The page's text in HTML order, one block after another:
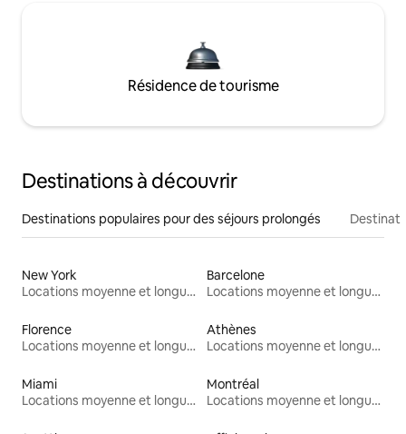
Résidence de tourisme
Destinations à découvrir
Destinations populaires pour des séjours prolongés
New York
Locations moyenne et longue durée
Barcelone
Locations moyenne et longue durée
Florence
Locations moyenne et longue durée
Athènes
Locations moyenne et longue durée
Miami
Locations moyenne et longue durée
Montréal
Locations moyenne et longue durée